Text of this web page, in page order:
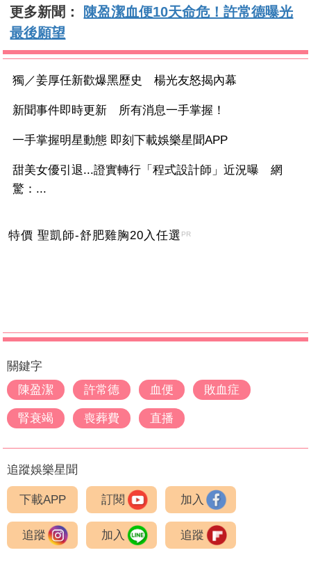
更多新聞：
陳盈潔血便10天命危！許常德曝光
最後願望
獨／姜厚任新歡爆黑歷史 楊光友怒揭內幕
新聞事件即時更新 所有消息一手掌握！
一手掌握明星動態 即刻下載娛樂星聞APP
甜美女優引退...證實轉行「程式設計師」近況曝 網
驚：...
特價 聖凱師-舒肥雞胸20入任選 PR
關鍵字
陳盈潔
許常德 血便 敗血症
腎衰竭 喪葬費 直播
追蹤娛樂星聞
下載APP 訂閱 加入
追蹤 加入 追蹤